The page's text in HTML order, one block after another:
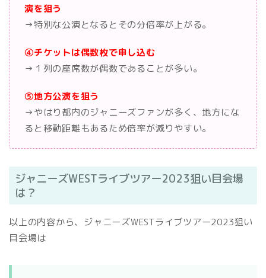
演を狙う
→特別な公演となるとその分倍率が上がる。
④チケットは偶数枚で申し込む
→１列の座席数が偶数であることが多い。
⑤地方公演を狙う
→やはり都内のジャニーズファンが多く、地方にな
ると移動距離もあるため倍率が減りやすい。
ジャニーズWESTライブツアー2023狙い目会場
は？
以上の内容から、ジャニーズWESTライブツアー2023狙い
目会場は